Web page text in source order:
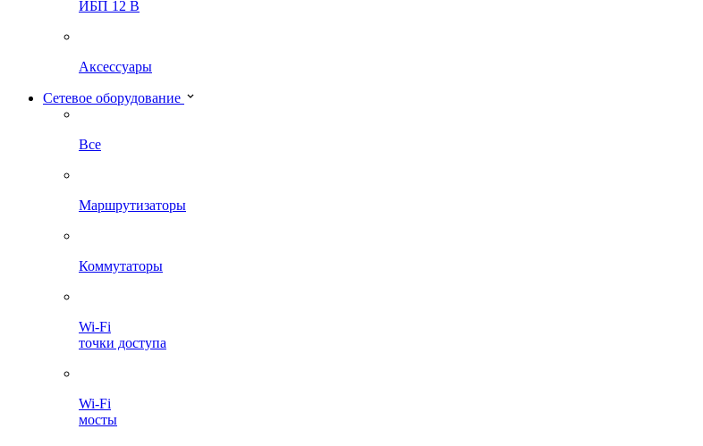
ИБП 12 В
Аксессуары
Сетевое оборудование
Все
Маршрутизаторы
Коммутаторы
Wi-Fi
точки доступа
Wi-Fi
мосты